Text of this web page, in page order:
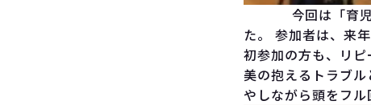
今回は「育児に
た。 参加者は、来
初参加の方も、リ
美の抱えるトラブ
やしながら頭をフル